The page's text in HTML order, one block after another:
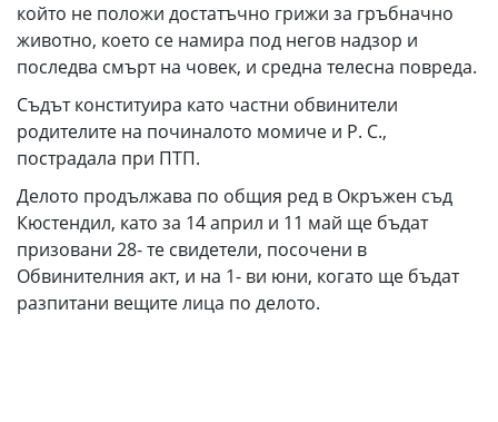
който не положи достатъчно грижи за гръбначно
животно, което се намира под негов надзор и
последва смърт на човек, и средна телесна повреда.
Съдът конституира като частни обвинители
родителите на починалото момиче и Р. С.,
пострадала при ПТП.
Делото продължава по общия ред в Окръжен съд
Кюстендил, като за 14 април и 11 май ще бъдат
призовани 28- те свидетели, посочени в
Обвинителния акт, и на 1- ви юни, когато ще бъдат
разпитани вещите лица по делото.